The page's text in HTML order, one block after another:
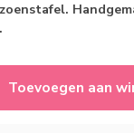
.
Toevoegen aan